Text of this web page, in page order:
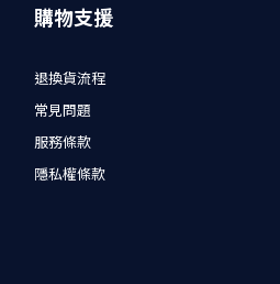
購物支援
退換貨流程
常見問題
服務條款
隱私權條款